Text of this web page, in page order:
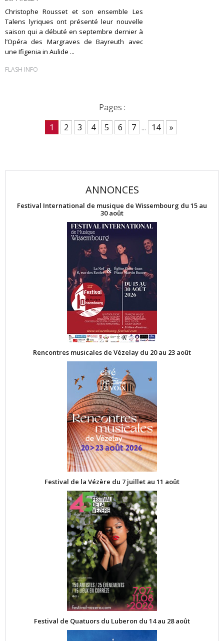
Christophe Rousset et son ensemble Les
Talens lyriques ont présenté leur nouvelle
saison qui a débuté en septembre dernier à
l’Opéra des Margraves de Bayreuth avec
une Ifigenia in Aulide ...
FLASH INFO
Pages :
1
2 3 4 5 6 7 ... 14 »
ANNONCES
Festival International de musique de Wissembourg du 15 au
30 août
Rencontres musicales de Vézelay du 20 au 23 août
Festival de la Vézère du 7 juillet au 11 août
Festival de Quatuors du Luberon du 14 au 28 août